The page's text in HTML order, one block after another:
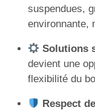
suspendues,
environnante,
Solutions
devient une
flexibilité du
Respect